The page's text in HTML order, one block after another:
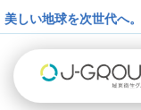
美しい地球を次世代へ。